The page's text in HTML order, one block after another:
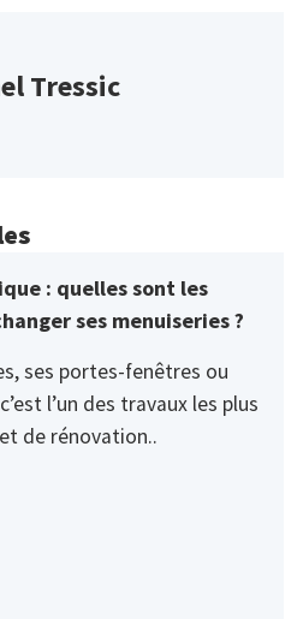
Tressic
: quelles sont les
ses menuiseries ?
ses portes-fenêtres ou
l’un des travaux les plus
de rénovation..